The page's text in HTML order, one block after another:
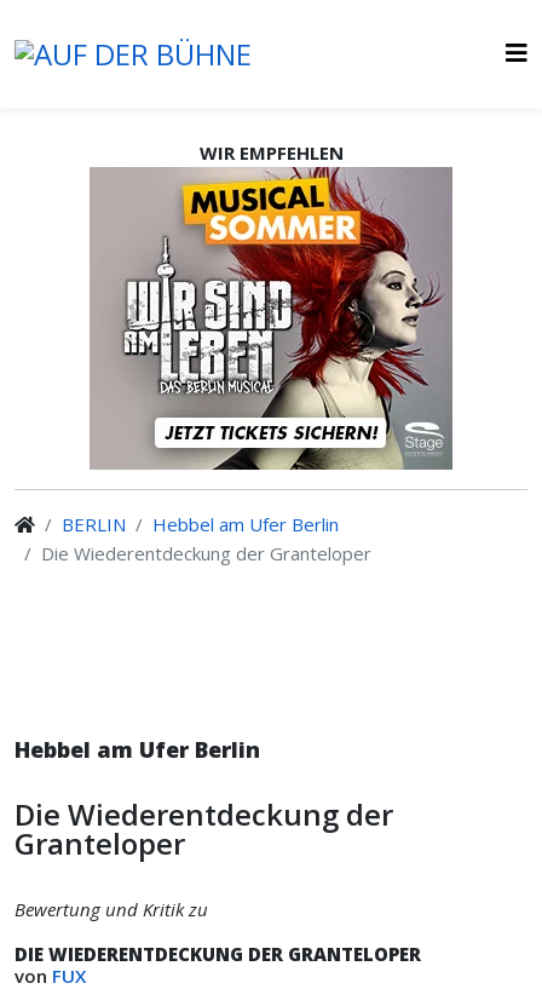
WIR EMPFEHLEN
BERLIN
Hebbel am Ufer Berlin
Die Wiederentdeckung der Granteloper
Hebbel am Ufer Berlin
Die Wiederentdeckung der
Granteloper
Bewertung und Kritik zu
DIE WIEDERENTDECKUNG DER GRANTELOPER
von FUX